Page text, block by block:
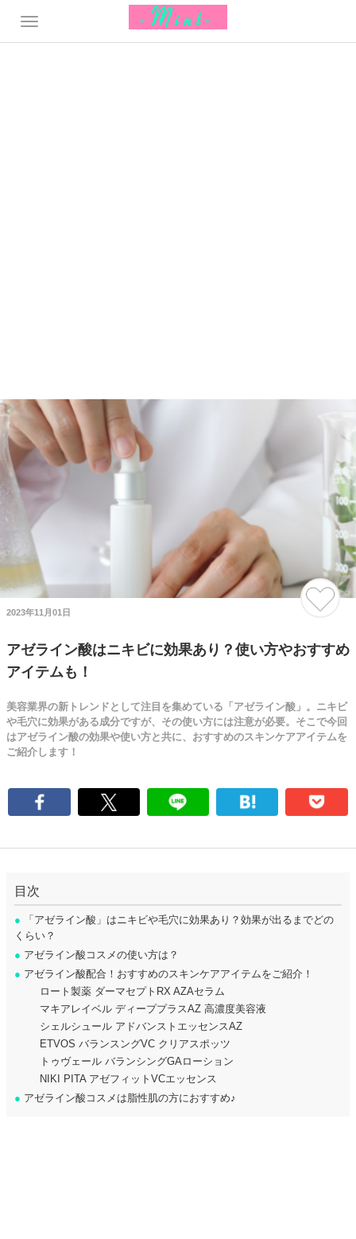
2023年11月01日
アゼライン酸はニキビに効果あり？使い方やおすすめ
アイテムも！
美容業界の新トレンドとして注目を集めている「アゼライン酸」。ニキビ
や毛穴に効果がある成分ですが、その使い方には注意が必要。そこで今回
はアゼライン酸の効果や使い方と共に、おすすめのスキンケアアイテムを
ご紹介します！
目次
● 「アゼライン酸」はニキビや毛穴に効果あり？効果が出るまでどの
くらい？
● アゼライン酸コスメの使い方は？
● アゼライン酸配合！おすすめのスキンケアアイテムをご紹介！
ロート製薬 ダーマセプトRX AZAセラム
マキアレイベル ディーププラスAZ 高濃度美容液
シェルシュール アドバンストエッセンスAZ
ETVOS バランスングVC クリアスポッツ
トゥヴェール バランシングGAローション
NIKI PITA アゼフィットVCエッセンス
● アゼライン酸コスメは脂性肌の方におすすめ♪